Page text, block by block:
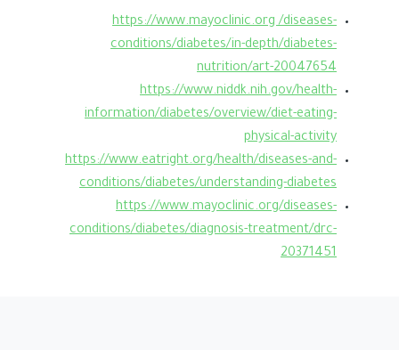
https://www.mayoclinic.org /diseases-
conditions/diabetes/in-depth/diabetes-
nutrition/art-20047654
https://www.niddk.nih.gov/health-
information/diabetes/overview/diet-eating-
physical-activity
https://www.eatright.org/health/diseases-and-
conditions/diabetes/understanding-diabetes
https://www.mayoclinic.org/diseases-
conditions/diabetes/diagnosis-treatment/drc-
20371451